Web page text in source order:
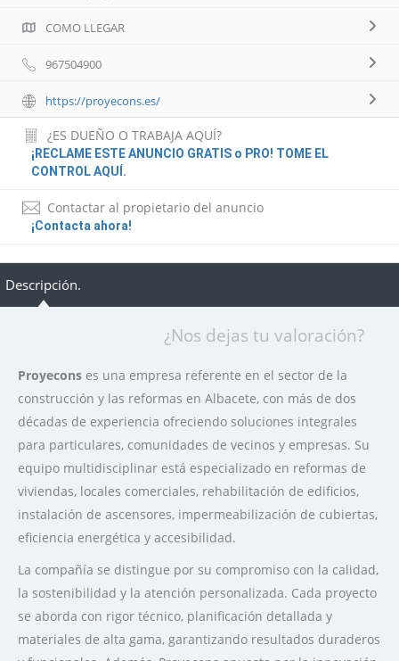
COMO LLEGAR
967504900
https://proyecons.es/
¿ES DUEÑO O TRABAJA AQUÍ?
¡RECLAME ESTE ANUNCIO GRATIS o PRO! TOME EL
CONTROL AQUÍ.
Contactar al propietario del anuncio
¡Contacta ahora!
Descripción.
¿Nos dejas tu valoración?
Proyecons es una empresa referente en el sector de la
construcción y las reformas en Albacete, con más de dos
décadas de experiencia ofreciendo soluciones integrales
para particulares, comunidades de vecinos y empresas. Su
equipo multidisciplinar está especializado en reformas de
viviendas, locales comerciales, rehabilitación de edificios,
instalación de ascensores, impermeabilización de cubiertas,
eficiencia energética y accesibilidad.
La compañía se distingue por su compromiso con la calidad,
la sostenibilidad y la atención personalizada. Cada proyecto
se aborda con rigor técnico, planificación detallada y
materiales de alta gama, garantizando resultados duraderos